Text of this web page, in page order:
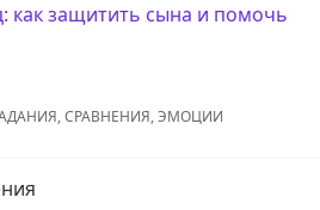
как защитить сына и помочь
,СРАВНЕНИЯ,ЭМОЦИИ